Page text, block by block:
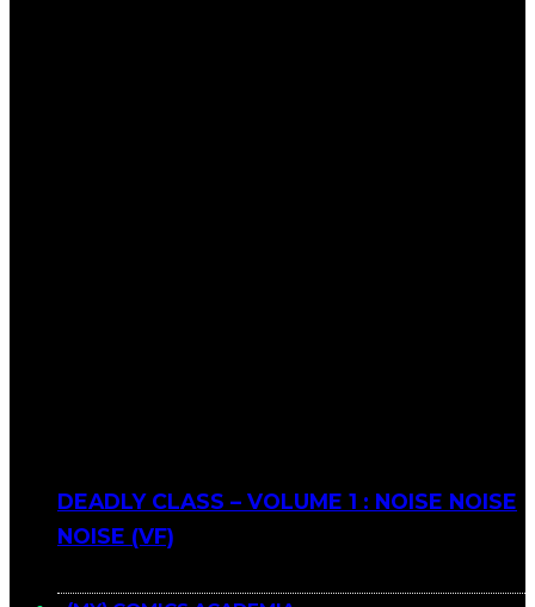
DEADLY CLASS – VOLUME 1 : NOISE NOISE
NOISE (VF)